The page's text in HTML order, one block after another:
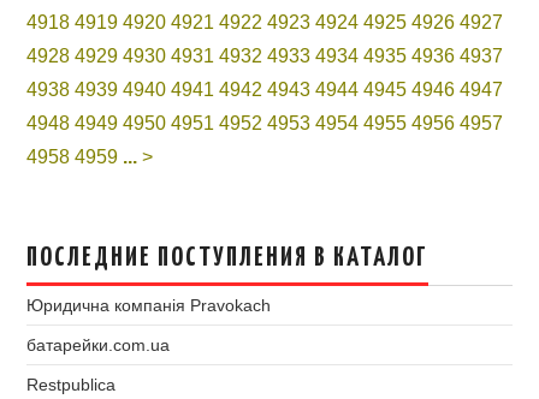
4918 4919 4920 4921 4922 4923 4924 4925 4926 4927
4928 4929 4930 4931 4932 4933 4934 4935 4936 4937
4938 4939 4940 4941 4942 4943 4944 4945 4946 4947
4948 4949 4950 4951 4952 4953 4954 4955 4956 4957
4958 4959 ... >
ПОСЛЕДНИЕ ПОСТУПЛЕНИЯ В КАТАЛОГ
Юридична компанія Pravokach
батарейки.com.ua
Restpublica